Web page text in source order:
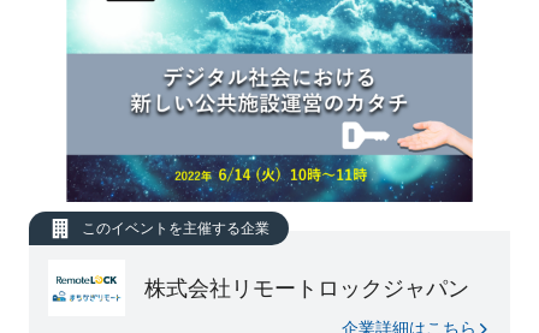
このイベントを主催する企業
株式会社リモートロックジャパン
企業詳細はこちら